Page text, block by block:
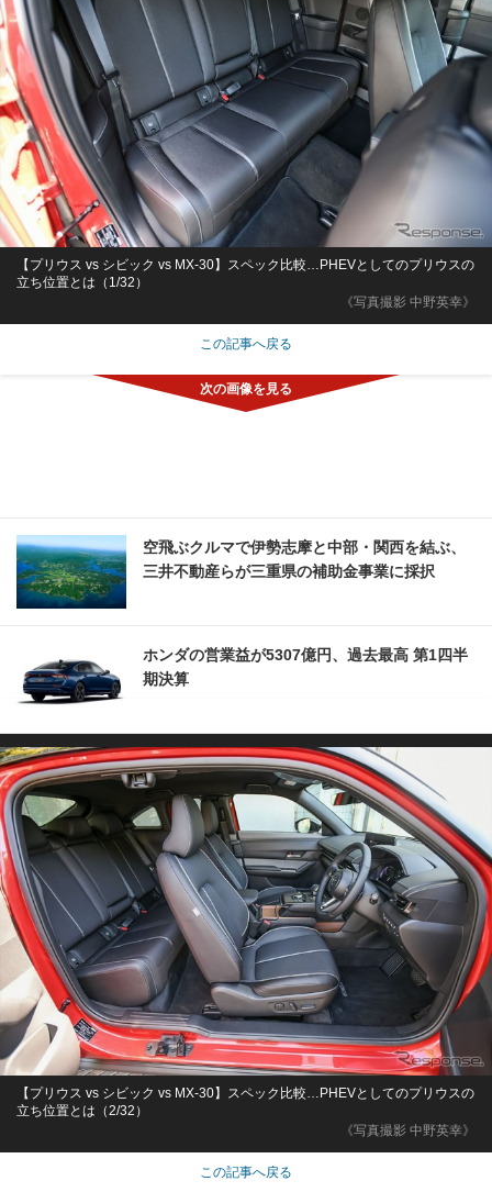
《写真撮影 中野英幸》
【プリウス vs シビック vs MX-30】スペック比較…PHEVとしてのプリウスの
立ち位置とは（1/32）
この記事へ戻る
空飛ぶクルマで伊勢志摩と中部・関西を結ぶ、
三井不動産らが三重県の補助金事業に採択
ホンダの営業益が5307億円、過去最高 第1四半
期決算
《写真撮影 中野英幸》
【プリウス vs シビック vs MX-30】スペック比較…PHEVとしてのプリウスの
立ち位置とは（2/32）
この記事へ戻る